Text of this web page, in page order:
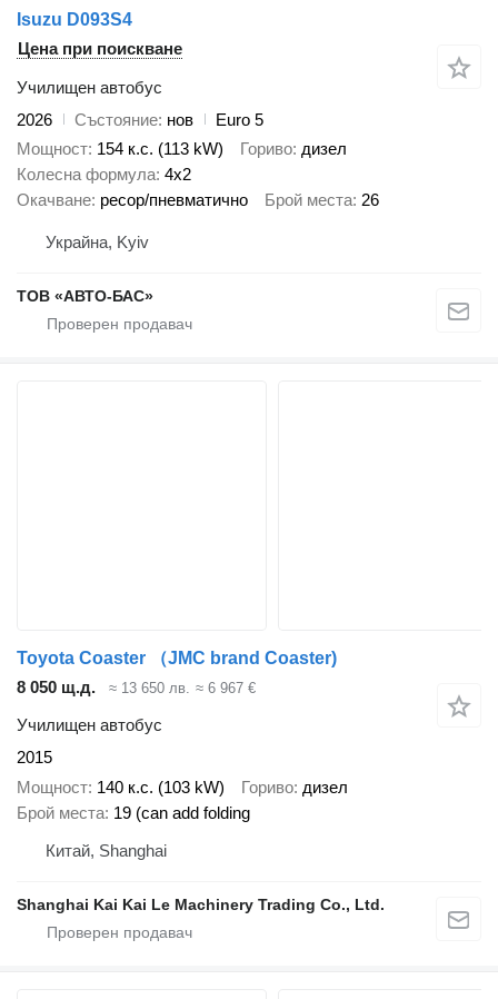
Isuzu D093S4
Цена при поискване
Училищен автобус
2026
Състояние нов
Euro 5
Мощност 154 к.с. (113 kW) Гориво дизел
Колесна формула 4x2
Окачване ресор/пневматично Брой места 26
Украйна, Kyiv
ТОВ «АВТО-БАС»
Toyota Coaster （JMC brand Coaster)
8 050 щ.д.
≈ 13 650 лв. ≈ 6 967 €
Училищен автобус
2015
Мощност 140 к.с. (103 kW) Гориво дизел
Брой места 19 (can add folding
Китай, Shanghai
Shanghai Kai Kai Le Machinery Trading Co., Ltd.